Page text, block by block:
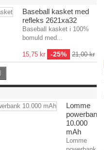
Baseball kasket med
refleks 2621xa32
Baseball kasket i 100%
bomuld med...
15,75 kr -25% 21,00 kr
Lomme
powerbank
10.000
mAh
Lomme